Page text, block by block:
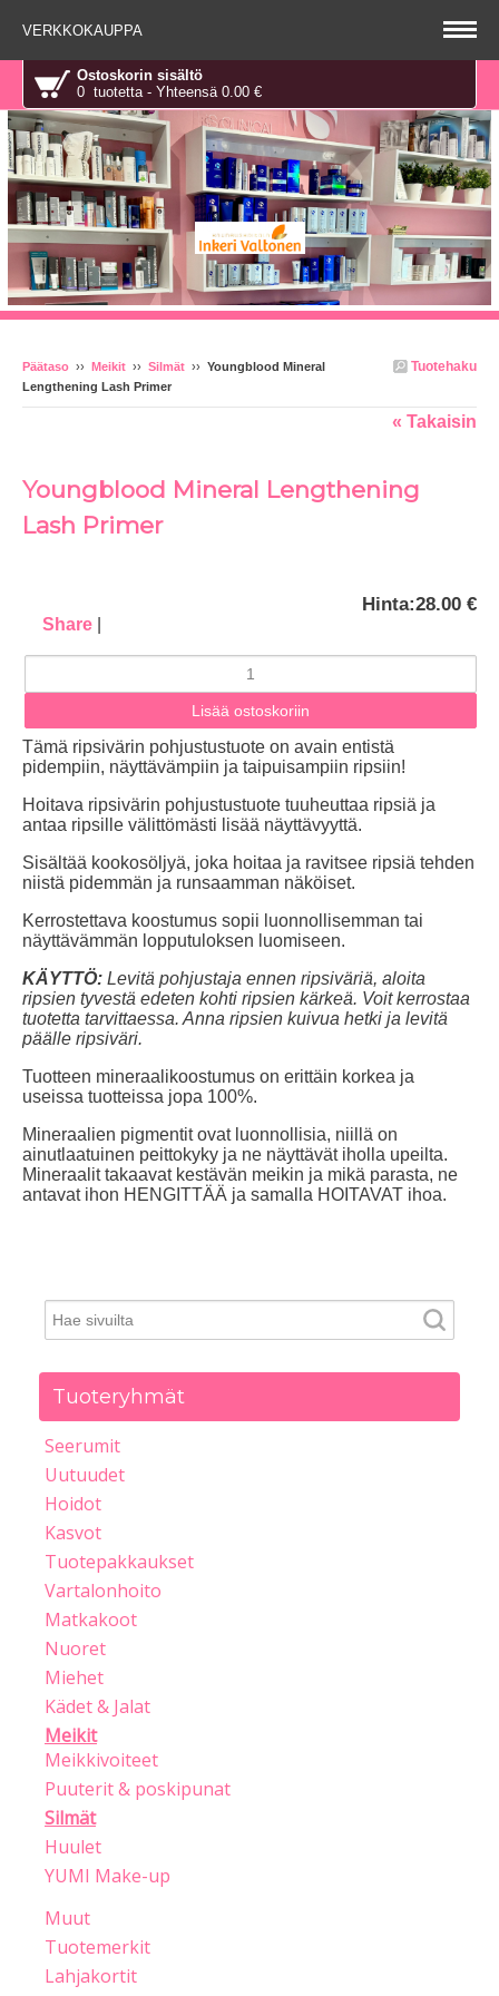
VERKKOKAUPPA
Ostoskorin sisältö
0 tuotetta - Yhteensä 0.00 €
Tuotehaku
Päätaso ›› Meikit ›› Silmät ›› Youngblood Mineral
Lengthening Lash Primer
« Takaisin
Youngblood Mineral Lengthening
Lash Primer
Share
Hinta:28.00 €
Tämä ripsivärin pohjustustuote on avain entistä
pidempiin, näyttävämpiin ja taipuisampiin ripsiin!
Hoitava ripsivärin pohjustustuote tuuheuttaa ripsiä ja
antaa ripsille välittömästi lisää näyttävyyttä.
Sisältää kookosöljyä, joka hoitaa ja ravitsee ripsiä tehden
niistä pidemmän ja runsaamman näköiset.
Kerrostettava koostumus sopii luonnollisemman tai
näyttävämmän lopputuloksen luomiseen.
KÄYTTÖ: Levitä pohjustaja ennen ripsiväriä, aloita
ripsien tyvestä edeten kohti ripsien kärkeä. Voit kerrostaa
tuotetta tarvittaessa. Anna ripsien kuivua hetki ja levitä
päälle ripsiväri.
Tuotteen mineraalikoostumus on erittäin korkea ja
useissa tuotteissa jopa 100%.
Mineraalien pigmentit ovat luonnollisia, niillä on
ainutlaatuinen peittokyky ja ne näyttävät iholla upeilta.
Mineraalit takaavat kestävän meikin ja mikä parasta, ne
antavat ihon HENGITTÄÄ ja samalla HOITAVAT ihoa.
Tuoteryhmät
Seerumit
Uutuudet
Hoidot
Kasvot
Tuotepakkaukset
Vartalonhoito
Matkakoot
Nuoret
Miehet
Kädet & Jalat
Meikit
Meikkivoiteet
Puuterit & poskipunat
Silmät
Huulet
YUMI Make-up
Muut
Tuotemerkit
Lahjakortit